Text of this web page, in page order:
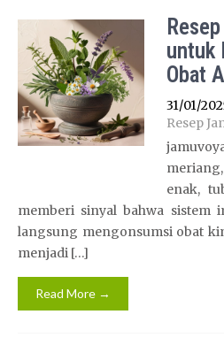
untuk
Obat
31/01/
Resep
enak,
memberi sinyal bahwa sistem
langsung mengonsumsi obat
menjadi […]
Read More →